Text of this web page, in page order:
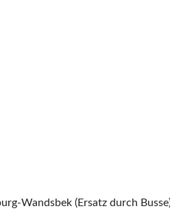
Wandsbek (Ersatz durch